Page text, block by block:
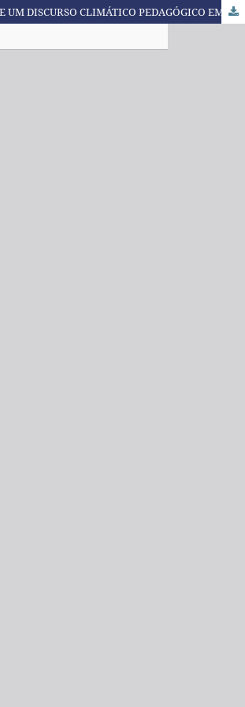
A PRODUÇÃO DE UM DISCURSO CLIMÁTICO PEDAGÓGICO EM ARTIGO DO BLOG GATES NOTES